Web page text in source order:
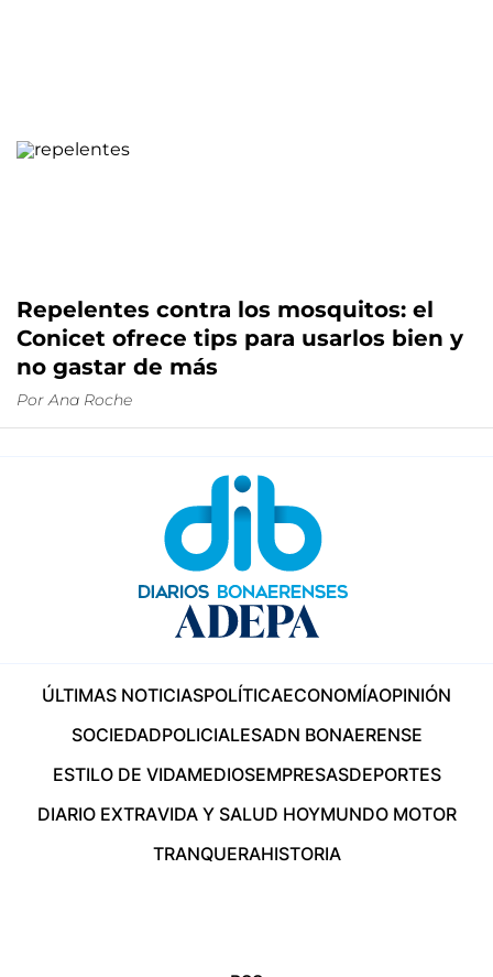
Repelentes contra los mosquitos: el
Conicet ofrece tips para usarlos bien y
no gastar de más
Por Ana Roche
ÚLTIMAS NOTICIASPOLÍTICAECONOMÍAOPINIÓN
SOCIEDADPOLICIALESADN BONAERENSE
ESTILO DE VIDAMEDIOSEMPRESASDEPORTES
DIARIO EXTRAVIDA Y SALUD HOYMUNDO MOTOR
TRANQUERAHISTORIA